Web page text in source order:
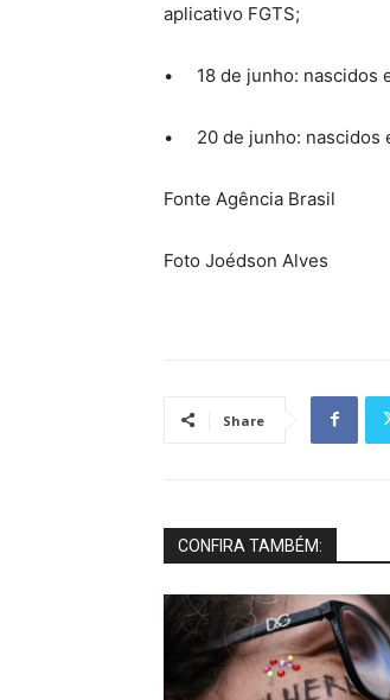
aplicativo FGTS;
• 18 de junho: nascidos
• 20 de junho: nascidos
Fonte Agência Brasil
Foto Joédson Alves
Share
CONFIRA TAMBÉM: